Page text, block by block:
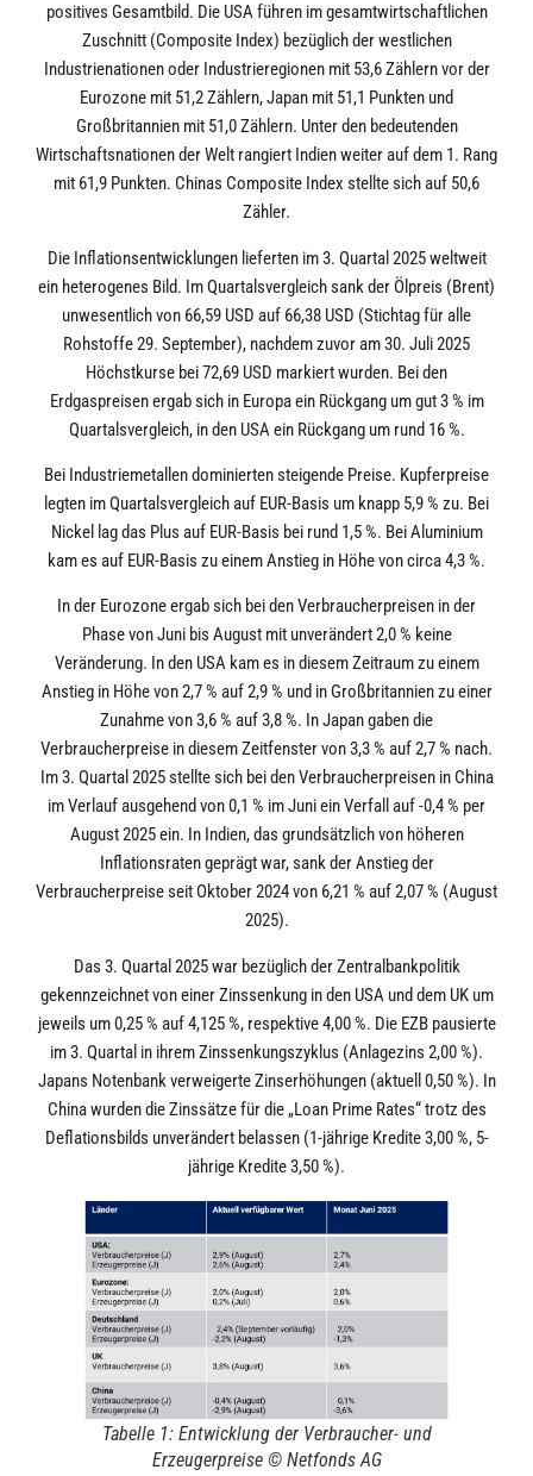
positives Gesamtbild. Die USA führen im gesamtwirtschaftlichen
Zuschnitt (Composite Index) bezüglich der westlichen
Industrienationen oder Industrieregionen mit 53,6 Zählern vor der
Eurozone mit 51,2 Zählern, Japan mit 51,1 Punkten und
Großbritannien mit 51,0 Zählern. Unter den bedeutenden
Wirtschaftsnationen der Welt rangiert Indien weiter auf dem 1. Rang
mit 61,9 Punkten. Chinas Composite Index stellte sich auf 50,6
Zähler.
Die Inflationsentwicklungen lieferten im 3. Quartal 2025 weltweit
ein heterogenes Bild. Im Quartalsvergleich sank der Ölpreis (Brent)
unwesentlich von 66,59 USD auf 66,38 USD (Stichtag für alle
Rohstoffe 29. September), nachdem zuvor am 30. Juli 2025
Höchstkurse bei 72,69 USD markiert wurden. Bei den
Erdgaspreisen ergab sich in Europa ein Rückgang um gut 3 % im
Quartalsvergleich, in den USA ein Rückgang um rund 16 %.
Bei Industriemetallen dominierten steigende Preise. Kupferpreise
legten im Quartalsvergleich auf EUR-Basis um knapp 5,9 % zu. Bei
Nickel lag das Plus auf EUR-Basis bei rund 1,5 %. Bei Aluminium
kam es auf EUR-Basis zu einem Anstieg in Höhe von circa 4,3 %.
In der Eurozone ergab sich bei den Verbraucherpreisen in der
Phase von Juni bis August mit unverändert 2,0 % keine
Veränderung. In den USA kam es in diesem Zeitraum zu einem
Anstieg in Höhe von 2,7 % auf 2,9 % und in Großbritannien zu einer
Zunahme von 3,6 % auf 3,8 %. In Japan gaben die
Verbraucherpreise in diesem Zeitfenster von 3,3 % auf 2,7 % nach.
Im 3. Quartal 2025 stellte sich bei den Verbraucherpreisen in China
im Verlauf ausgehend von 0,1 % im Juni ein Verfall auf -0,4 % per
August 2025 ein. In Indien, das grundsätzlich von höheren
Inflationsraten geprägt war, sank der Anstieg der
Verbraucherpreise seit Oktober 2024 von 6,21 % auf 2,07 % (August
2025).
Das 3. Quartal 2025 war bezüglich der Zentralbankpolitik
gekennzeichnet von einer Zinssenkung in den USA und dem UK um
jeweils um 0,25 % auf 4,125 %, respektive 4,00 %. Die EZB pausierte
im 3. Quartal in ihrem Zinssenkungszyklus (Anlagezins 2,00 %).
Japans Notenbank verweigerte Zinserhöhungen (aktuell 0,50 %). In
China wurden die Zinssätze für die „Loan Prime Rates“ trotz des
Deflationsbilds unverändert belassen (1-jährige Kredite 3,00 %, 5-
jährige Kredite 3,50 %).
Tabelle 1: Entwicklung der Verbraucher- und
Erzeugerpreise © Netfonds AG